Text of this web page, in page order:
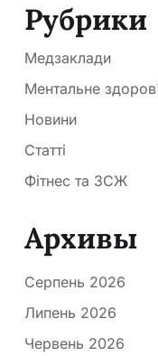
Рубрики
Медзаклади
Ментальне
Новини
Статті
Фітнес та ЗСЖ
Архивы
Серпень 2026
Липень 2026
Червень 2026